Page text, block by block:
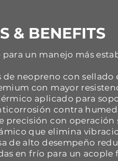
& BENEFITS
para un manejo más
de neopreno con
con mayor
aplicado para
contra
precisión con operación
que elimina
de alto desempeño
en frío para un